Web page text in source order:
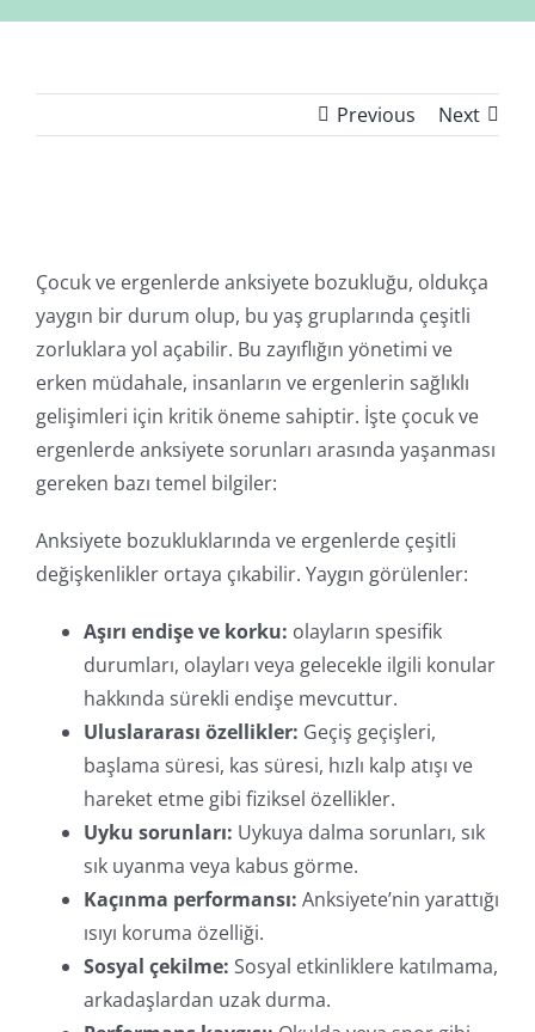
Previous Next
Çocuk ve ergenlerde anksiyete bozukluğu, oldukça
yaygın bir durum olup, bu yaş gruplarında çeşitli
zorluklara yol açabilir. Bu zayıflığın yönetimi ve
erken müdahale, insanların ve ergenlerin sağlıklı
gelişimleri için kritik öneme sahiptir. İşte çocuk ve
ergenlerde anksiyete sorunları arasında yaşanması
gereken bazı temel bilgiler:
Anksiyete bozukluklarında ve ergenlerde çeşitli
değişkenlikler ortaya çıkabilir. Yaygın görülenler:
Aşırı endişe ve korku: olayların spesifik
durumları, olayları veya gelecekle ilgili konular
hakkında sürekli endişe mevcuttur.
Uluslararası özellikler: Geçiş geçişleri,
başlama süresi, kas süresi, hızlı kalp atışı ve
hareket etme gibi fiziksel özellikler.
Uyku sorunları: Uykuya dalma sorunları, sık
sık uyanma veya kabus görme.
Kaçınma performansı: Anksiyete’nin yarattığı
ısıyı koruma özelliği.
Sosyal çekilme: Sosyal etkinliklere katılmama,
arkadaşlardan uzak durma.